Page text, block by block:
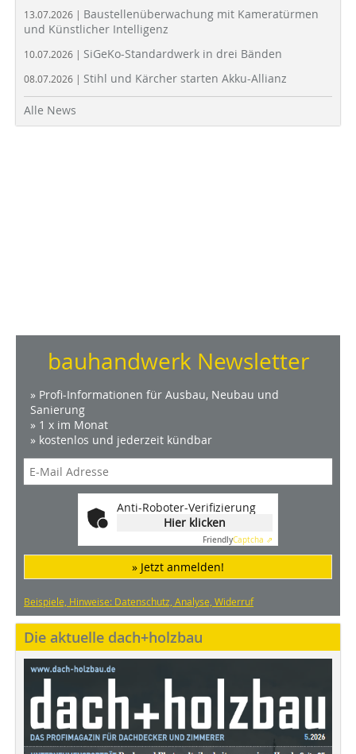
13.07.2026 | Baustellenüberwachung mit Kameratürmen
und Künstlicher Intelligenz
10.07.2026 | SiGeKo-Standardwerk in drei Bänden
08.07.2026 | Stihl und Kärcher starten Akku-Allianz
Alle News
bauhandwerk Newsletter
» Profi-Informationen für Ausbau, Neubau und
Sanierung
» 1 x im Monat
» kostenlos und jederzeit kündbar
Anti-Roboter-Verifizierung
Hier klicken
FriendlyCaptcha ⇗
» Jetzt anmelden!
Beispiele, Hinweise: Datenschutz, Analyse, Widerruf
Die aktuelle dach+holzbau